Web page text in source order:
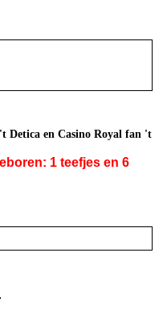
Detica en Casino Royal fan 't
1 teefjes en 6